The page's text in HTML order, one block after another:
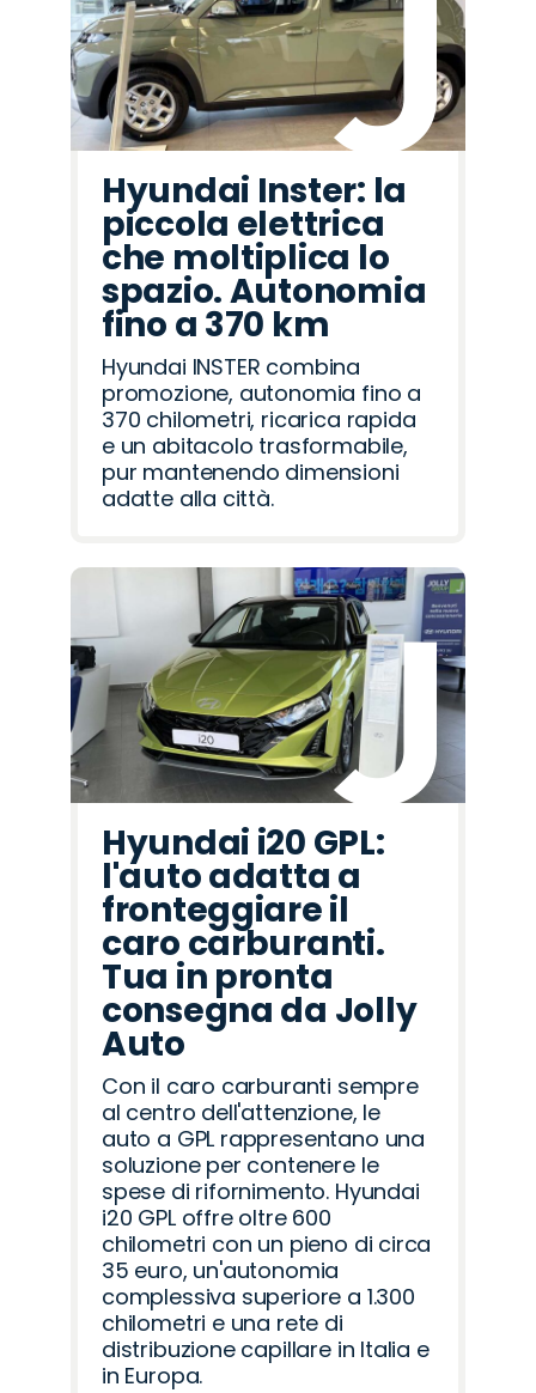
Hyundai Inster: la
piccola elettrica
che moltiplica lo
spazio. Autonomia
fino a 370 km
Hyundai INSTER combina
promozione, autonomia fino a
370 chilometri, ricarica rapida
e un abitacolo trasformabile,
pur mantenendo dimensioni
adatte alla città.
Hyundai i20 GPL:
l'auto adatta a
fronteggiare il
caro carburanti.
Tua in pronta
consegna da Jolly
Auto
Con il caro carburanti sempre
al centro dell'attenzione, le
auto a GPL rappresentano una
soluzione per contenere le
spese di rifornimento. Hyundai
i20 GPL offre oltre 600
chilometri con un pieno di circa
35 euro, un'autonomia
complessiva superiore a 1.300
chilometri e una rete di
distribuzione capillare in Italia e
in Europa.